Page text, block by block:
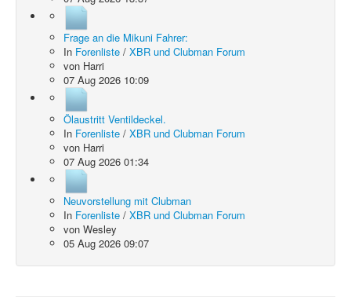
Frage an die Mikuni Fahrer:
In Forenliste / XBR und Clubman Forum
von Harri
07 Aug 2026 10:09
Ölaustritt Ventildeckel.
In Forenliste / XBR und Clubman Forum
von Harri
07 Aug 2026 01:34
Neuvorstellung mit Clubman
In Forenliste / XBR und Clubman Forum
von Wesley
05 Aug 2026 09:07